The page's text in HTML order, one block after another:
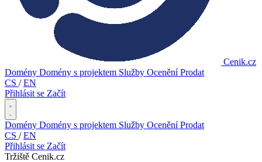
Cenik.cz
Domény Domény s projektem Služby OceněníProdat
CS / EN
Přihlásit se Začít
Domény Domény s projektem Služby OceněníProdat
CS / EN
Přihlásit se Začít
Tržiště Cenik.cz